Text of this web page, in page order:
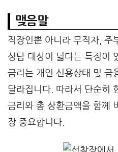
맺음말
직장인뿐 아니라 무직자, 주
상담 대상이 넓다는 특징이
금리는 개인 신용상태 및 금
달라집니다. 따라서 단순히
금리와 총 상환금액을 함께
장 중요합니다.